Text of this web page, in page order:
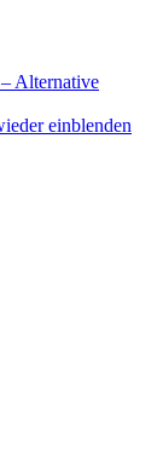
Alternative
einblenden